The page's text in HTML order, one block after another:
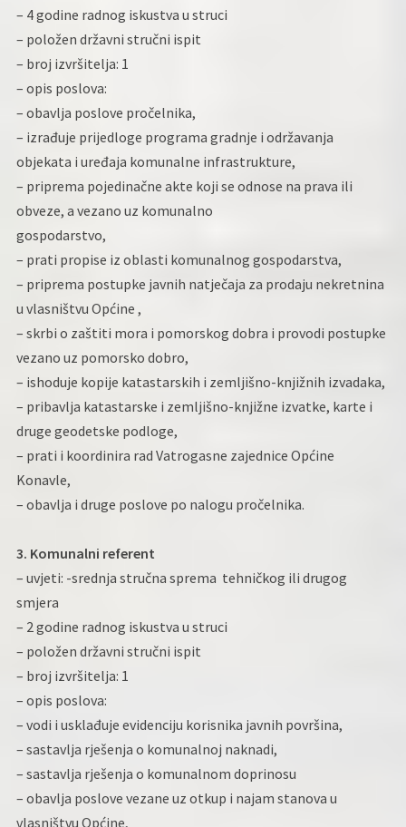
– 4 godine radnog iskustva u struci
– položen državni stručni ispit
– broj izvršitelja: 1
– opis poslova:
– obavlja poslove pročelnika,
– izrađuje prijedloge programa gradnje i održavanja
objekata i uređaja komunalne infrastrukture,
– priprema pojedinačne akte koji se odnose na prava ili
obveze, a vezano uz komunalno
gospodarstvo,
– prati propise iz oblasti komunalnog gospodarstva,
– priprema postupke javnih natječaja za prodaju nekretnina
u vlasništvu Općine ,
– skrbi o zaštiti mora i pomorskog dobra i provodi postupke
vezano uz pomorsko dobro,
– ishoduje kopije katastarskih i zemljišno-knjižnih izvadaka,
– pribavlja katastarske i zemljišno-knjižne izvatke, karte i
druge geodetske podloge,
– prati i koordinira rad Vatrogasne zajednice Općine
Konavle,
– obavlja i druge poslove po nalogu pročelnika.
3. Komunalni referent
– uvjeti: -srednja stručna sprema tehničkog ili drugog
smjera
– 2 godine radnog iskustva u struci
– položen državni stručni ispit
– broj izvršitelja: 1
– opis poslova:
– vodi i usklađuje evidenciju korisnika javnih površina,
– sastavlja rješenja o komunalnoj naknadi,
– sastavlja rješenja o komunalnom doprinosu
– obavlja poslove vezane uz otkup i najam stanova u
vlasništvu Općine,